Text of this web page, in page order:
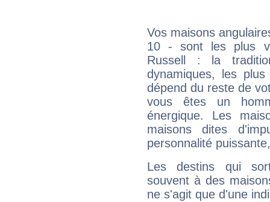
Vos maisons
10 - sont les plus
Russell : la
dynamiques, les
dépend du reste de
vous êtes un
énergique. Les
maisons dites
personnalité
Les destins qui
souvent à des
ne s'agit que d'une